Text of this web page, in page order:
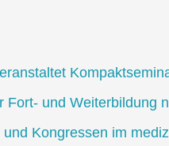
Fort- und Weiterbildung
Kongressen im